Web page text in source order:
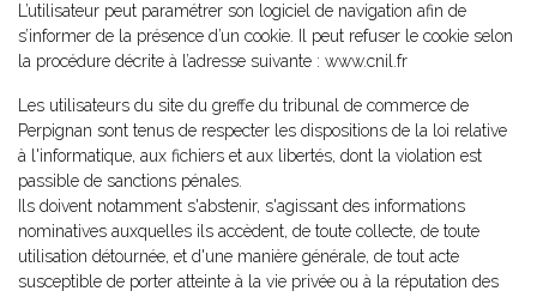
L’utilisateur peut paramétrer son logiciel de navigation afin de
s’informer de la présence d’un cookie. Il peut refuser le cookie selon
la procédure décrite à l’adresse suivante : www.cnil.fr
Les utilisateurs du site du greffe du tribunal de commerce de
Perpignan sont tenus de respecter les dispositions de la loi relative
à l'informatique, aux fichiers et aux libertés, dont la violation est
passible de sanctions pénales.
Ils doivent notamment s'abstenir, s'agissant des informations
nominatives auxquelles ils accèdent, de toute collecte, de toute
utilisation détournée, et d'une manière générale, de tout acte
susceptible de porter atteinte à la vie privée ou à la réputation des